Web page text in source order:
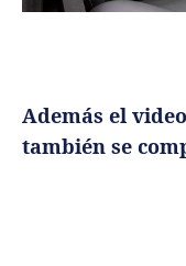
Además el
también se